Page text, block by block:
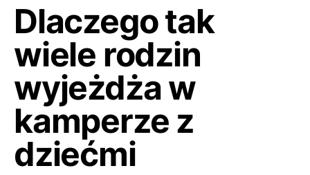
Dlaczego tak
wiele rodzin
wyjeżdża w
kamperze z
dziećmi